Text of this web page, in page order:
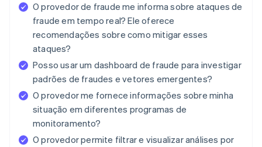
O provedor de fraude me informa sobre ataques de
fraude em tempo real? Ele oferece
recomendações sobre como mitigar esses
ataques?
Posso usar um dashboard de fraude para investigar
padrões de fraudes e vetores emergentes?
O provedor me fornece informações sobre minha
situação em diferentes programas de
monitoramento?
O provedor permite filtrar e visualizar análises por